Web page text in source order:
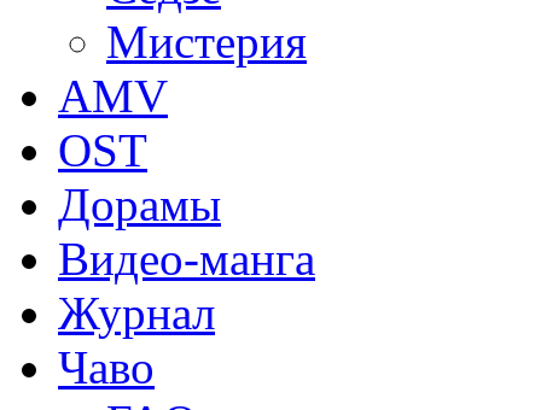
Мистерия
AMV
OST
Дорамы
Видео-манга
Журнал
Чаво